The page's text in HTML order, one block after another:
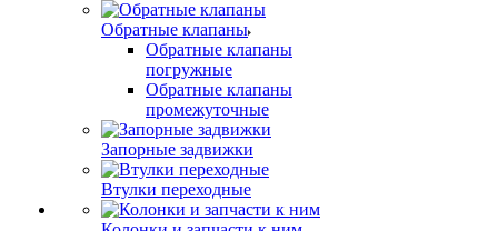
Обратные клапаны
Обратные клапаны
погружные
Обратные клапаны
промежуточные
Запорные задвижки
Втулки переходные